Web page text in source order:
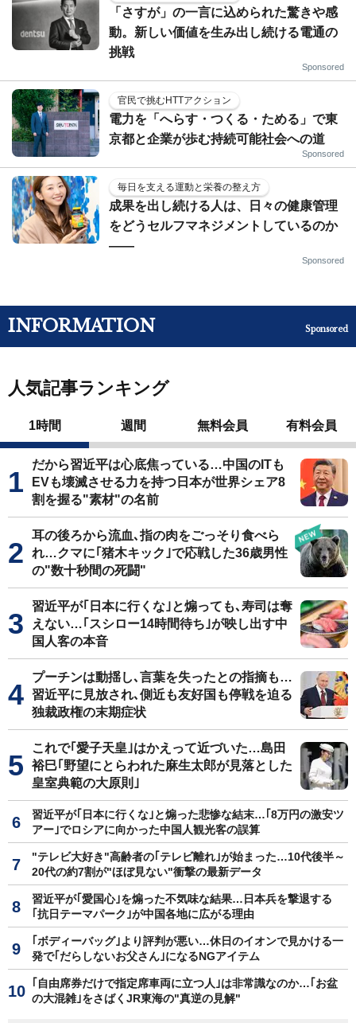
「さすが」の一言に込められた驚きや感
動。新しい価値を生み出し続ける電通の
挑戦
Sponsored
官民で挑むHTTアクション
電力を「へらす・つくる・ためる」で東
京都と企業が歩む持続可能社会への道
Sponsored
毎日を支える運動と栄養の整え方
成果を出し続ける人は、日々の健康管理
をどうセルフマネジメントしているのか
——
Sponsored
INFORMATION Sponsored
人気記事ランキング
1時間 週間 無料会員 有料会員
だから習近平は心底焦っている…中国のITも
EVも壊滅させる力を持つ日本が世界シェア8
割を握る"素材"の名前
耳の後ろから流血､指の肉をごっそり食べら
れ…クマに｢猪木キック｣で応戦した36歳男性
の"数十秒間の死闘"
習近平が｢日本に行くな｣と煽っても､寿司は奪
えない…｢スシロー14時間待ち｣が映し出す中
国人客の本音
プーチンは動揺し､言葉を失ったとの指摘も…
習近平に見放され､側近も友好国も停戦を迫る
独裁政権の末期症状
これで｢愛子天皇｣はかえって近づいた…島田
裕巳｢野望にとらわれた麻生太郎が見落とした
皇室典範の大原則｣
習近平が｢日本に行くな｣と煽った悲惨な結末…｢8万円の激安ツ
アー｣でロシアに向かった中国人観光客の誤算
"テレビ大好き"高齢者の｢テレビ離れ｣が始まった…10代後半～
20代の約7割が"ほぼ見ない"衝撃の最新データ
習近平が｢愛国心｣を煽った不気味な結果…日本兵を撃退する
｢抗日テーマパーク｣が中国各地に広がる理由
｢ボディーバッグ｣より評判が悪い…休日のイオンで見かける一
発で｢だらしないお父さん｣になるNGアイテム
｢自由席券だけで指定席車両に立つ人｣は非常識なのか…｢お盆
の大混雑｣をさばくJR東海の"真逆の見解"